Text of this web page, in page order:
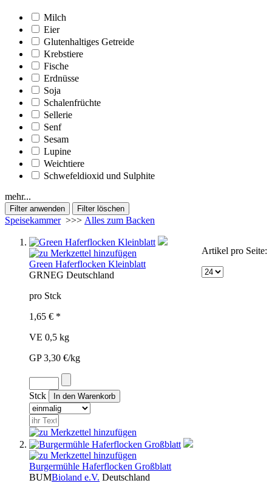
Milch
Eier
Glutenhaltiges Getreide
Krebstiere
Fische
Erdnüsse
Soja
Schalenfrüchte
Sellerie
Senf
Sesam
Lupine
Weichtiere
Schwefeldioxid und Sulphite
mehr...
Speisekammer >>> Alles zum Backen
Artikel pro Seite:
Green Haferflocken Kleinblatt
GRNEG Deutschland
pro Stck
1,65 € *
VE 0,5 kg
GP 3,30 €/kg
Stck
Burgermühle Haferflocken Großblatt
BUMBioland e.V. Deutschland